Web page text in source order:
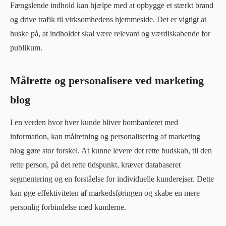
Fængslende indhold kan hjælpe med at opbygge et stærkt brand
og drive trafik til virksomhedens hjemmeside. Det er vigtigt at
huske på, at indholdet skal være relevant og værdiskabende for
publikum.
Målrette og personalisere ved marketing
blog
I en verden hvor hver kunde bliver bombarderet med
information, kan målretning og personalisering af marketing
blog gøre stor forskel. At kunne levere det rette budskab, til den
rette person, på det rette tidspunkt, kræver databaseret
segmentering og en forståelse for individuelle kunderejser. Dette
kan øge effektiviteten af markedsføringen og skabe en mere
personlig forbindelse med kunderne.